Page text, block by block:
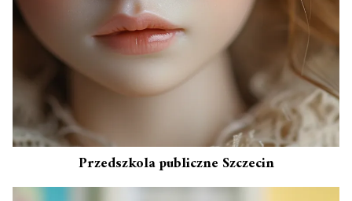
Przedszkola publiczne Szczecin